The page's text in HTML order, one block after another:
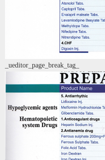
_ueditor_page_break_tag_